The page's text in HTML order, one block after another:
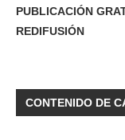
PUBLICACIÓN
REDIFUSIÓN
CONTENIDO DE